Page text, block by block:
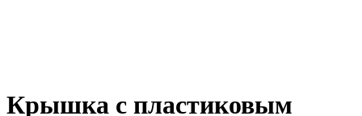
Крышка с пластиковым